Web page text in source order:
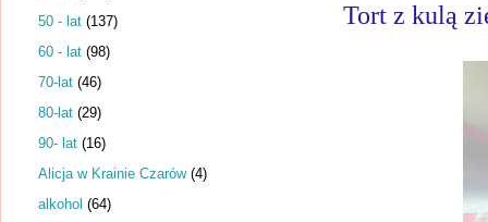
Tort z kulą
50 - lat (137)
60 - lat (98)
70-lat (46)
80-lat (29)
90- lat (16)
Alicja w Krainie Czarów (4)
alkohol (64)